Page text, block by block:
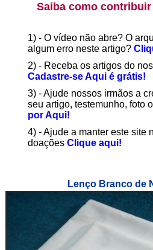
Saiba como
1) - O vídeo não abre? O
algum erro neste artigo?
2) - Receba os artigos do
Cadastre-se Aqui é grátis!
3) - Ajude nossos irmãos a
seu artigo, testemunho, foto
por Aqui!
4) - Ajude a manter este site
doações Clique aqui!
Lenço Branco de